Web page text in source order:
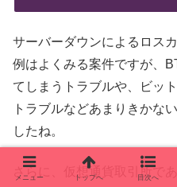
サーバーダウンによるロス
例はよくみる案件ですが、
てしまうトラブルや、ビッ
トラブルなどあまりきかな
したね。
さらに、仮想通貨取引所で
メニュー トップへ 目次へ